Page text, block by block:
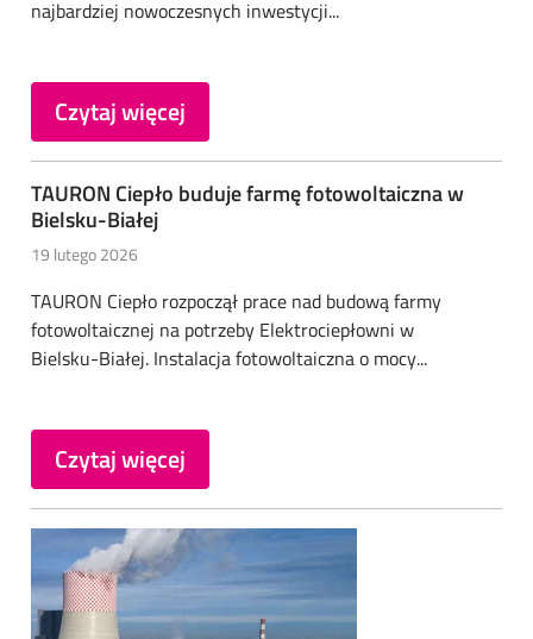
najbardziej nowoczesnych inwestycji...
Czytaj więcej
TAURON Ciepło buduje farmę fotowoltaiczna w
Bielsku-Białej
19 lutego 2026
TAURON Ciepło rozpoczął prace nad budową farmy
fotowoltaicznej na potrzeby Elektrociepłowni w
Bielsku-Białej. Instalacja fotowoltaiczna o mocy...
Czytaj więcej